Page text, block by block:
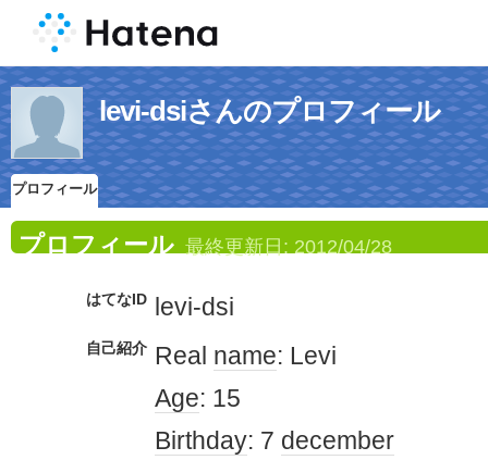
levi-dsiさんのプロフィール
プロフィール
プロフィール 最終更新日: 2012/04/28
はてなID levi-dsi
自己紹介 Real name: Levi
Age: 15
Birthday: 7 december